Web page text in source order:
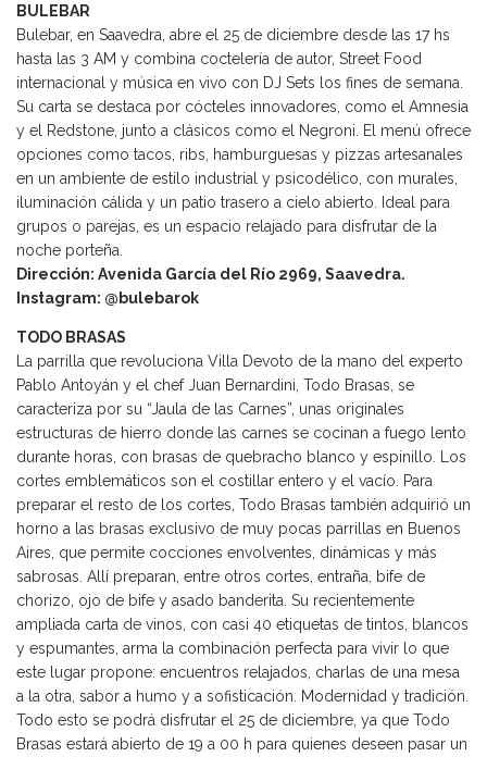
BULEBAR
Bulebar, en Saavedra, abre el 25 de diciembre desde las 17 hs
hasta las 3 AM y combina coctelería de autor, Street Food
internacional y música en vivo con DJ Sets los fines de semana.
Su carta se destaca por cócteles innovadores, como el Amnesia
y el Redstone, junto a clásicos como el Negroni. El menú ofrece
opciones como tacos, ribs, hamburguesas y pizzas artesanales
en un ambiente de estilo industrial y psicodélico, con murales,
iluminación cálida y un patio trasero a cielo abierto. Ideal para
grupos o parejas, es un espacio relajado para disfrutar de la
noche porteña.
Dirección: Avenida García del Río 2969, Saavedra.
Instagram: @bulebarok
TODO BRASAS
La parrilla que revoluciona Villa Devoto de la mano del experto
Pablo Antoyán y el chef Juan Bernardini, Todo Brasas, se
caracteriza por su “Jaula de las Carnes”, unas originales
estructuras de hierro donde las carnes se cocinan a fuego lento
durante horas, con brasas de quebracho blanco y espinillo. Los
cortes emblemáticos son el costillar entero y el vacío. Para
preparar el resto de los cortes, Todo Brasas también adquirió un
horno a las brasas exclusivo de muy pocas parrillas en Buenos
Aires, que permite cocciones envolventes, dinámicas y más
sabrosas. Allí preparan, entre otros cortes, entraña, bife de
chorizo, ojo de bife y asado banderita. Su recientemente
ampliada carta de vinos, con casi 40 etiquetas de tintos, blancos
y espumantes, arma la combinación perfecta para vivir lo que
este lugar propone: encuentros relajados, charlas de una mesa
a la otra, sabor a humo y a sofisticación. Modernidad y tradición.
Todo esto se podrá disfrutar el 25 de diciembre, ya que Todo
Brasas estará abierto de 19 a 00 h para quienes deseen pasar un